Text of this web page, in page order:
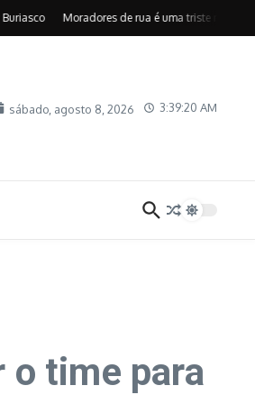
Moradores de rua é uma triste realidade –
sábado, agosto 8, 2026 3:39:21 AM
time para